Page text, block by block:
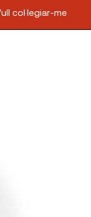
col·legiar-me